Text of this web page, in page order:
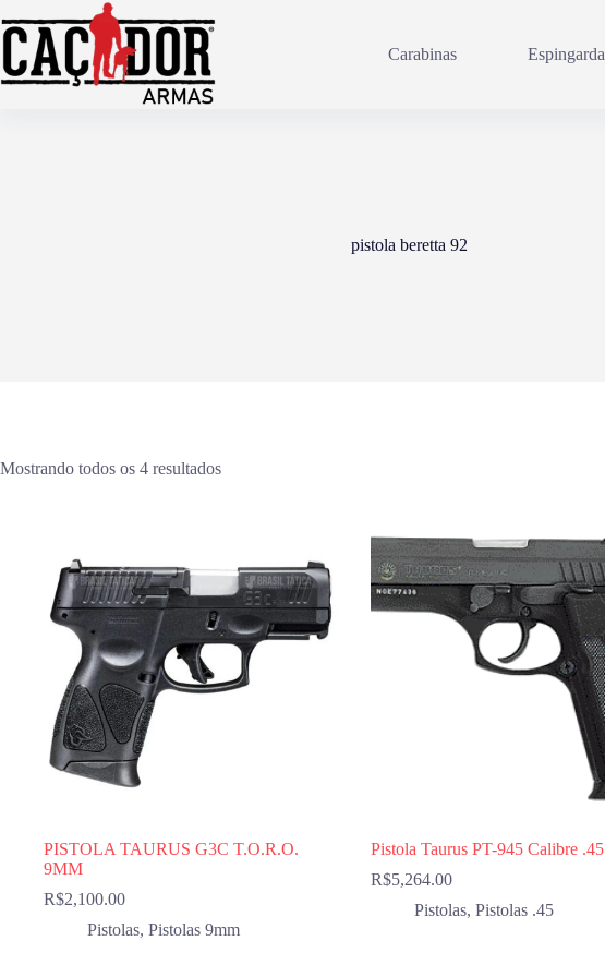
para
conteúdo
Carabinas Espingarda
pistola beretta 92
Mostrando todos os 4 resultados
PISTOLA TAURUS G3C T.O.R.O.
9MM
R$2,100.00
Pistolas, Pistolas 9mm
Pistola Taurus PT-945 Calibre .45
R$5,264.00
Pistolas, Pistolas .45